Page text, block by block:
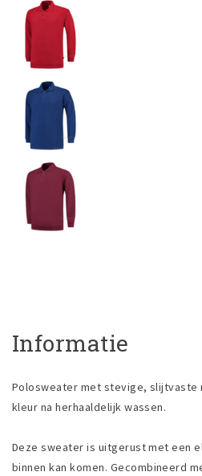
Informatie
Polosweater met stevige, slijtvaste
kleur na herhaaldelijk wassen.
Deze sweater is uitgerust met een
binnen kan komen. Gecombineerd